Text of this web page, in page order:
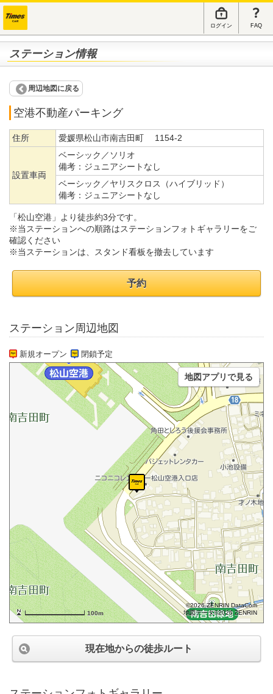
ログイン FAQ
ステーション情報
周辺地図に戻る
空港不動産パーキング
住所 愛媛県松山市南吉田町 1154-2
設置車両
ベーシック／ソリオ
備考： ジュニアシートなし
ベーシック／ヤリスクロス（ハイブリッド）
備考： ジュニアシートなし
「松山空港」より徒歩約3分です。
※当ステーションへの順路はステーションフォトギャラリーをご
確認ください
※当ステーションは、スタンド看板を撤去しています
予約
ステーション周辺地図
新規オープン 閉鎖予定
100m
©2026 ZENRIN DataCom
地図データ©2026 ZENRIN
地図アプリで見る
現在地からの徒歩ルート